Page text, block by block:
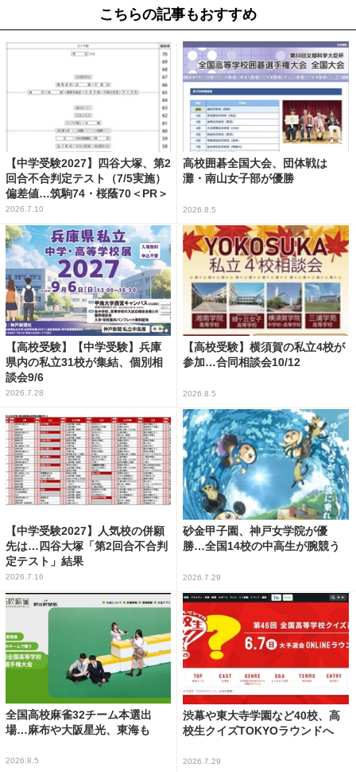
こちらの記事もおすすめ
【中学受験2027】四谷大塚、第2
回合不合判定テスト（7/5実施）
偏差値…筑駒74・桜蔭70＜PR＞
2026.7.10
高校囲碁全国大会、団体戦は
灘・南山女子部が優勝
2026.8.5
【高校受験】【中学受験】兵庫
県内の私立31校が集結、個別相
談会9/6
2026.7.28
【高校受験】横須賀の私立4校が
参加…合同相談会10/12
2026.8.5
【中学受験2027】人気校の併願
先は…四谷大塚「第2回合不合判
定テスト」結果
2026.7.16
砂金甲子園、神戸女学院が優
勝…全国14校の中高生が腕競う
2026.7.29
全国高校麻雀32チーム本選出
場…麻布や大阪星光、東海も
2026.8.5
渋幕や東大寺学園など40校、高
校生クイズTOKYOラウンドへ
2026.7.29